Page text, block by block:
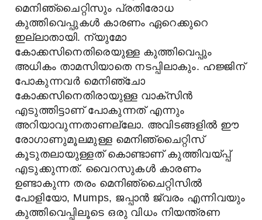
മെനിഞ്ചൈറ്റിസും പ്രതിരോധ
കുത്തിവെപ്പുകൾ കാരണം ഏറെക്കുറെ
ഇല്ലാതായി. ന്യുമോ
കോക്കസിനെതിരെയുള്ള കുത്തിവെപ്പും
അധികം താമസിയാതെ നടപ്പിലാകും. ഹജ്ജിന്
പോകുന്നവർ മെനിഞ്ചോ
കോക്കസിനെതിരായുള്ള വാക്സിൻ
എടുത്തിട്ടാണ് പോകുന്നത് എന്നും
അറിയാവുന്നതാണല്ലോ. അവിടങ്ങളിൽ ഈ
രോഗാണുമൂലമുള്ള മെനിഞ്ചൈറ്റിസ്
കൂടുതലായുള്ളത് കൊണ്ടാണ് കുത്തിവയ്പ്പ്
എടുക്കുന്നത്. വൈറസുകൾ കാരണം
ഉണ്ടാകുന്ന തരം മെനിഞ്ചൈറ്റിസിൽ
പോളിയോ, Mumps, ജപ്പാൻ ജ്വരം എന്നിവയും
കുത്തിവെപ്പിലൂടെ ഒരു വിധം നിയന്ത്രണ